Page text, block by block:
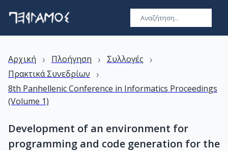
Αρχική › Πλοήγηση › Συλλογές ›
Πρακτικά Συνεδρίων ›
8th Panhellenic Conference in Informatics Proceedings
(Volume 1)
Development of an environment for
programming and code generation for the